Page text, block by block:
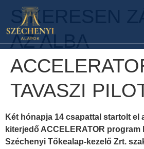
SIKERESEN
AZ ALBA
TAVASZI
Két hónapja 14 csapattal startolt el
kiterjedő ACCELERATOR program
Széchenyi Tőkealap-kezelő Zrt.